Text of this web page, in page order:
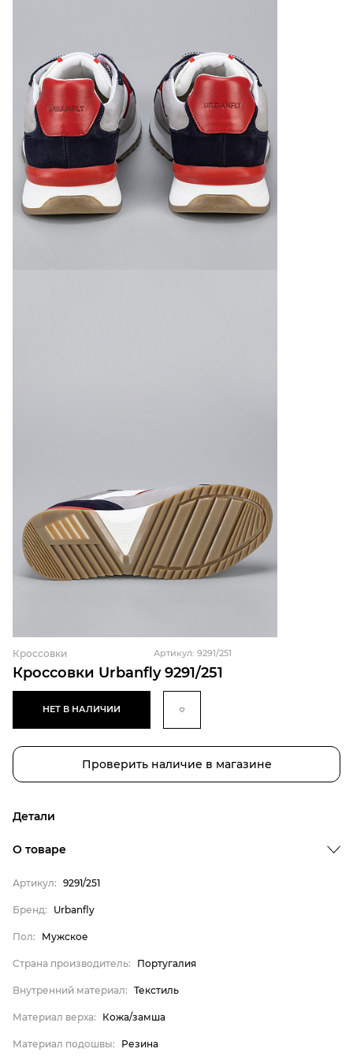
Кроссовки Urbanfly 9291/251
Кроссовки Артикул: 9291/251
НЕТ В НАЛИЧИИ
Проверить наличие в магазине
Детали
Бренд
Пол
Материал стельки
О товаре
Артикул: 9291/251
Бренд: Urbanfly
Пол: Мужское
Страна производитель: Португалия
Внутренний материал: Текстиль
Материал верха: Кожа/замша
Материал подошвы: Резина